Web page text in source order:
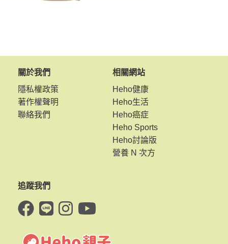
關於我們
隱私權政策
著作權聲明
聯絡我們
相關網站
Heho健康
Heho生活
Heho癌症
Heho Sports
Heho討論版
營養 N 次方
追蹤我們